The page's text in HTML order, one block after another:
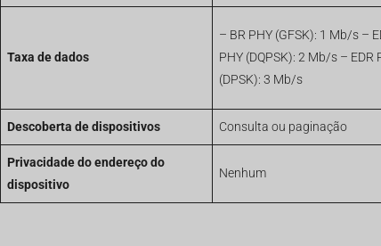
Taxa de dados
– BR PHY (GFSK): 1 Mb/s –
PHY (DQPSK): 2 Mb/s – EDR
(DPSK): 3 Mb/s
Descoberta de dispositivos Consulta ou paginação
Privacidade do endereço do
dispositivo
Nenhum